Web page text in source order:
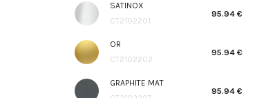
SATINOX
CT2102201
95.94 €
OR
CT2102202
95.94 €
GRAPHITE MAT
95.94 €